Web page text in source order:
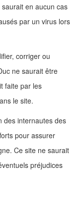
en aucun cas
par un virus lors
corriger ou
ne saurait être
faite par les
le site.
des internautes des
pour assurer
Ce site ne saurait
préjudices